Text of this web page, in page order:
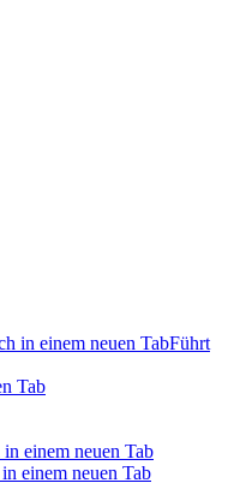
in einem neuen TabFührt
Tab
einem neuen Tab
einem neuen Tab